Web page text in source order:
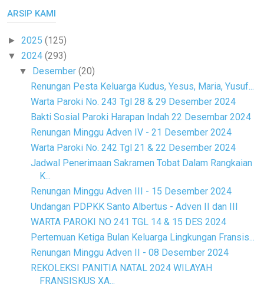
ARSIP KAMI
► 2025 (125)
▼ 2024 (293)
▼ Desember(20)
Renungan Pesta Keluarga Kudus, Yesus, Maria, Yusuf...
Warta Paroki No. 243 Tgl 28 & 29 Desember 2024
Bakti Sosial Paroki Harapan Indah 22 Desembar 2024
Renungan Minggu Adven IV - 21 Desember 2024
Warta Paroki No. 242 Tgl 21 & 22 Desember 2024
Jadwal Penerimaan Sakramen Tobat Dalam Rangkaian
K...
Renungan Minggu Adven III - 15 Desember 2024
Undangan PDPKK Santo Albertus - Adven II dan III
WARTA PAROKI NO 241 TGL 14 & 15 DES 2024
Pertemuan Ketiga Bulan Keluarga Lingkungan Fransis...
Renungan Minggu Adven II - 08 Desember 2024
REKOLEKSI PANITIA NATAL 2024 WILAYAH
FRANSISKUS XA...